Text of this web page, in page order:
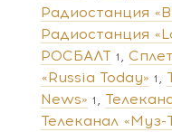
Радиостанция
Радиостанция
РОСБАЛТ 1
«Russia Today» 1
News» 1
Телеканал «Муз-